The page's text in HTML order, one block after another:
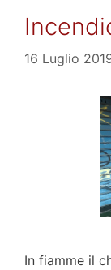
16 Luglio
In fiamme il